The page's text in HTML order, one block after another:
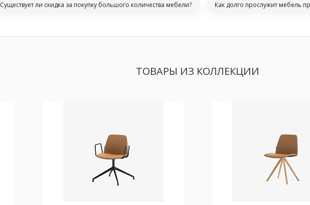
Существует ли скидка за покупку большого количества мебели? Как долго прослужит мебель
ТОВАРЫ ИЗ КОЛЛЕКЦИИ